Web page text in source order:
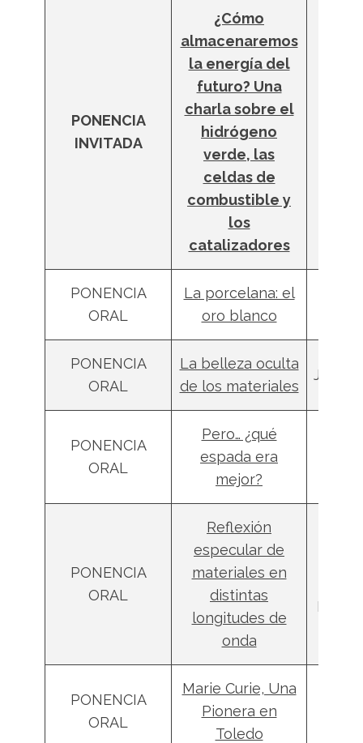
PONENCIA
INVITADA
¿Cómo
almacenaremos
la energía del
futuro? Una
charla sobre el
hidrógeno
verde, las
celdas de
combustible y
los
catalizadores
PONENCIA
ORAL
La porcelana: el
oro blanco
PONENCIA
ORAL
La belleza oculta
de los materiales
Javier
PONENCIA
ORAL
Pero… ¿qué
espada era
mejor?
PONENCIA
ORAL
Reflexión
especular de
materiales en
distintas
longitudes de
onda
PONENCIA
ORAL
Marie Curie, Una
Pionera en
Toledo